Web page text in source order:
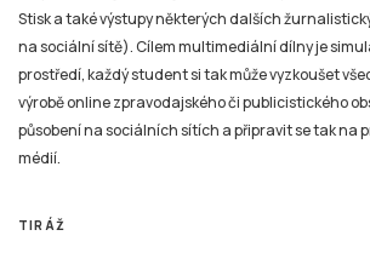
prostředí, každý student si tak může vyzkoušet
výrobě online zpravodajského či publicistického
působení na sociálních sítích a připravit se tak na
médií.
TIRÁŽ
Tiskové zprávy a náměty pro tvorbu